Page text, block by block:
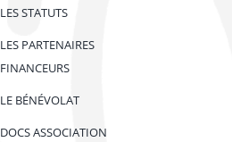
LES STATUTS
LES PARTENAIRES
FINANCEURS
LE BÉNÉVOLAT
DOCS ASSOCIATION